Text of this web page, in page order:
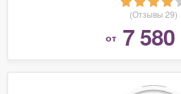
(Отзывы 29)
от 7 580